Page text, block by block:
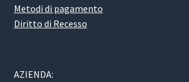
Metodi di pagamento
Diritto di Recesso
AZIENDA: